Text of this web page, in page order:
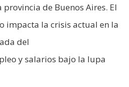
de Buenos Aires. El
impacta la crisis actual en la
del
y salarios bajo la lupa